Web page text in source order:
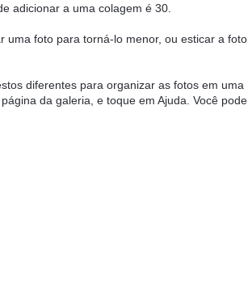
adicionar a uma colagem é 30.
uma foto para torná-lo menor, ou esticar a foto
diferentes para organizar as fotos em uma
da galeria, e toque em Ajuda. Você pode